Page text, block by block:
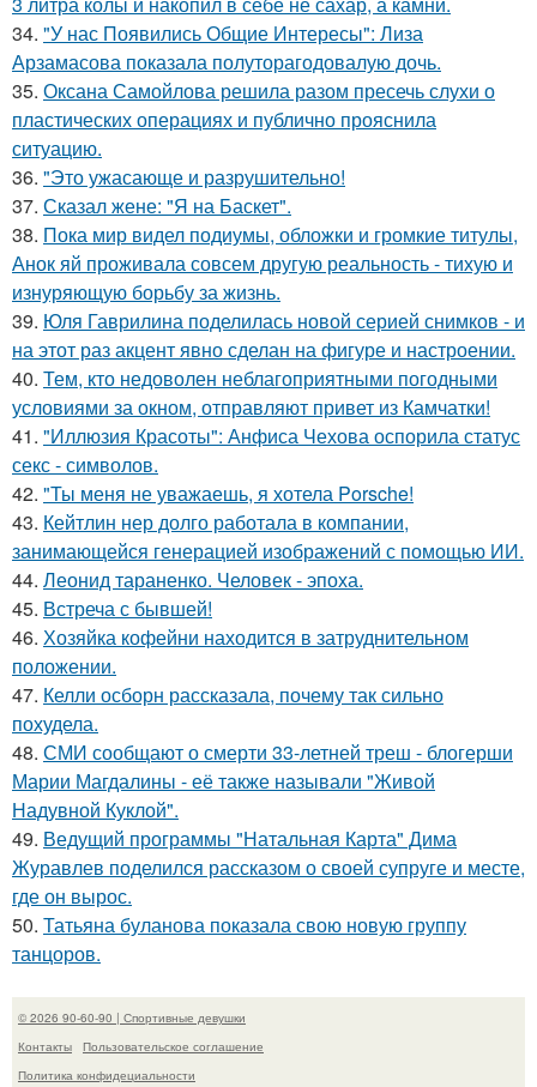
34. "У нас Появились Общие Интересы": Лиза
Арзамасова показала полуторагодовалую дочь.
35. Оксана Самойлова решила разом пресечь слухи о
пластических операциях и публично прояснила
ситуацию.
36. "Это ужасающе и разрушительно!
37. Сказал жене: "Я на Баскет".
38. Пока мир видел подиумы, обложки и громкие титулы,
Анок яй проживала совсем другую реальность - тихую и
изнуряющую борьбу за жизнь.
39. Юля Гаврилина поделилась новой серией снимков - и
на этот раз акцент явно сделан на фигуре и настроении.
40. Тем, кто недоволен неблагоприятными погодными
условиями за окном, отправляют привет из Камчатки!
41. "Иллюзия Красоты": Анфиса Чехова оспорила статус
секс - символов.
42. "Ты меня не уважаешь, я хотела Porsche!
43. Кейтлин нер долго работала в компании,
занимающейся генерацией изображений с помощью ИИ.
44. Леонид тараненко. Человек - эпоха.
45. Встреча с бывшей!
46. Хозяйка кофейни находится в затруднительном
положении.
47. Келли осборн рассказала, почему так сильно
похудела.
48. СМИ сообщают о смерти 33-летней треш - блогерши
Марии Магдалины - её также называли "Живой
Надувной Куклой".
49. Ведущий программы "Натальная Карта" Дима
Журавлев поделился рассказом о своей супруге и месте,
где он вырос.
50. Татьяна буланова показала свою новую группу
танцоров.
© 2026 90-60-90 | Спортивные девушки
Контакты
Пользовательское соглашение
Политика конфидециальности